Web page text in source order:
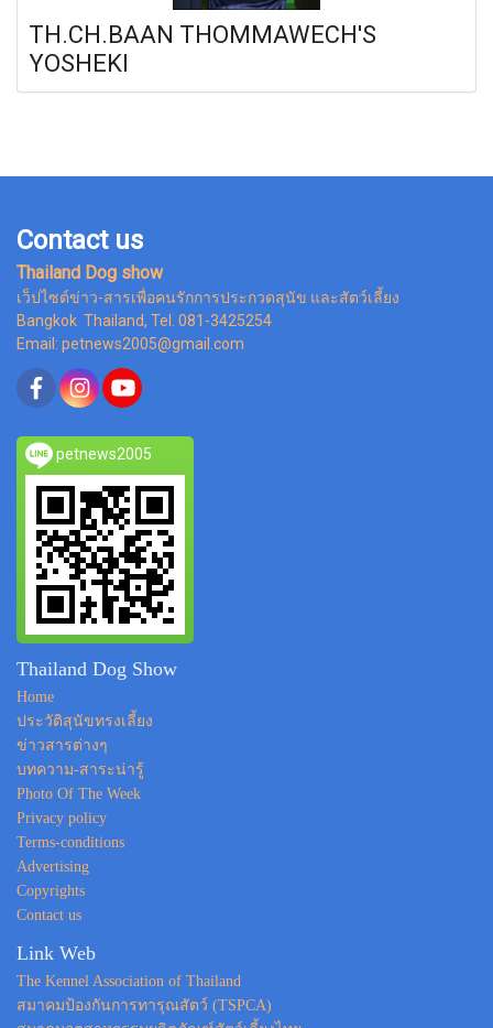
TH.CH.BAAN THOMMAWECH'S
YOSHEKI
Contact us
Thailand Dog show
เว็ปไซต์ข่าว-สารเพื่อคนรักการประกวดสุนัข และสัตว์เลี้ยง
Bangkok Thailand, Tel. 081-3425254
Email: petnews2005@gmail.com
petnews2005
Thailand Dog Show
Home
ประวัติสุนัขทรงเลี้ยง
ข่าวสารต่างๆ
บทความ-สาระน่ารู้
Photo Of The Week
Privacy policy
Terms-conditions
Advertising
Copyrights
Contact us
Link Web
The Kennel Association of Thailand
สมาคมป้องกันการทารุณสัตว์ (TSPCA)